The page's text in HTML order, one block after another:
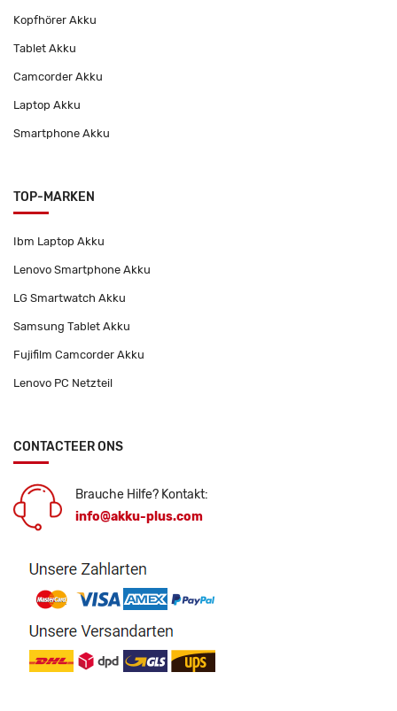
Kopfhörer Akku
Tablet Akku
Camcorder Akku
Laptop Akku
Smartphone Akku
TOP-MARKEN
Ibm Laptop Akku
Lenovo Smartphone Akku
LG Smartwatch Akku
Samsung Tablet Akku
Fujifilm Camcorder Akku
Lenovo PC Netzteil
CONTACTEER ONS
Brauche Hilfe? Kontakt:
info@akku-plus.com